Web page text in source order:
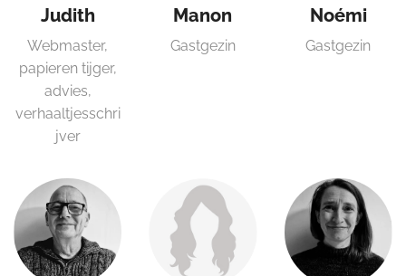
Judith
Webmaster,
papieren tijger,
advies,
verhaaltjesschri
jver
Manon
Gastgezin
Noémi
Gastgezin